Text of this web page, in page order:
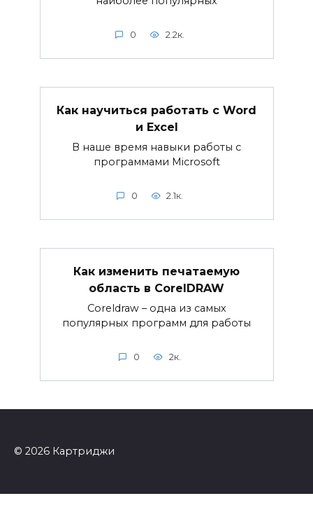
0 2.2к.
Как научиться работать с Word
и Excel
В наше время навыки работы с
программами Microsoft
0 2.1к.
Как изменить печатаемую
область в CorelDRAW
Coreldraw – одна из самых
популярных программ для работы
0 2к.
© 2026 Картриджи